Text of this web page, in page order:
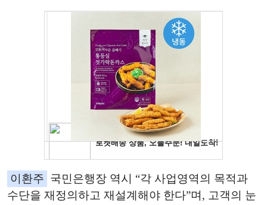
이환주 국민은행장 역시 “각 사업영역의 목적과
수단을 재정의하고 재설계해야 한다”며, 고객의 눈